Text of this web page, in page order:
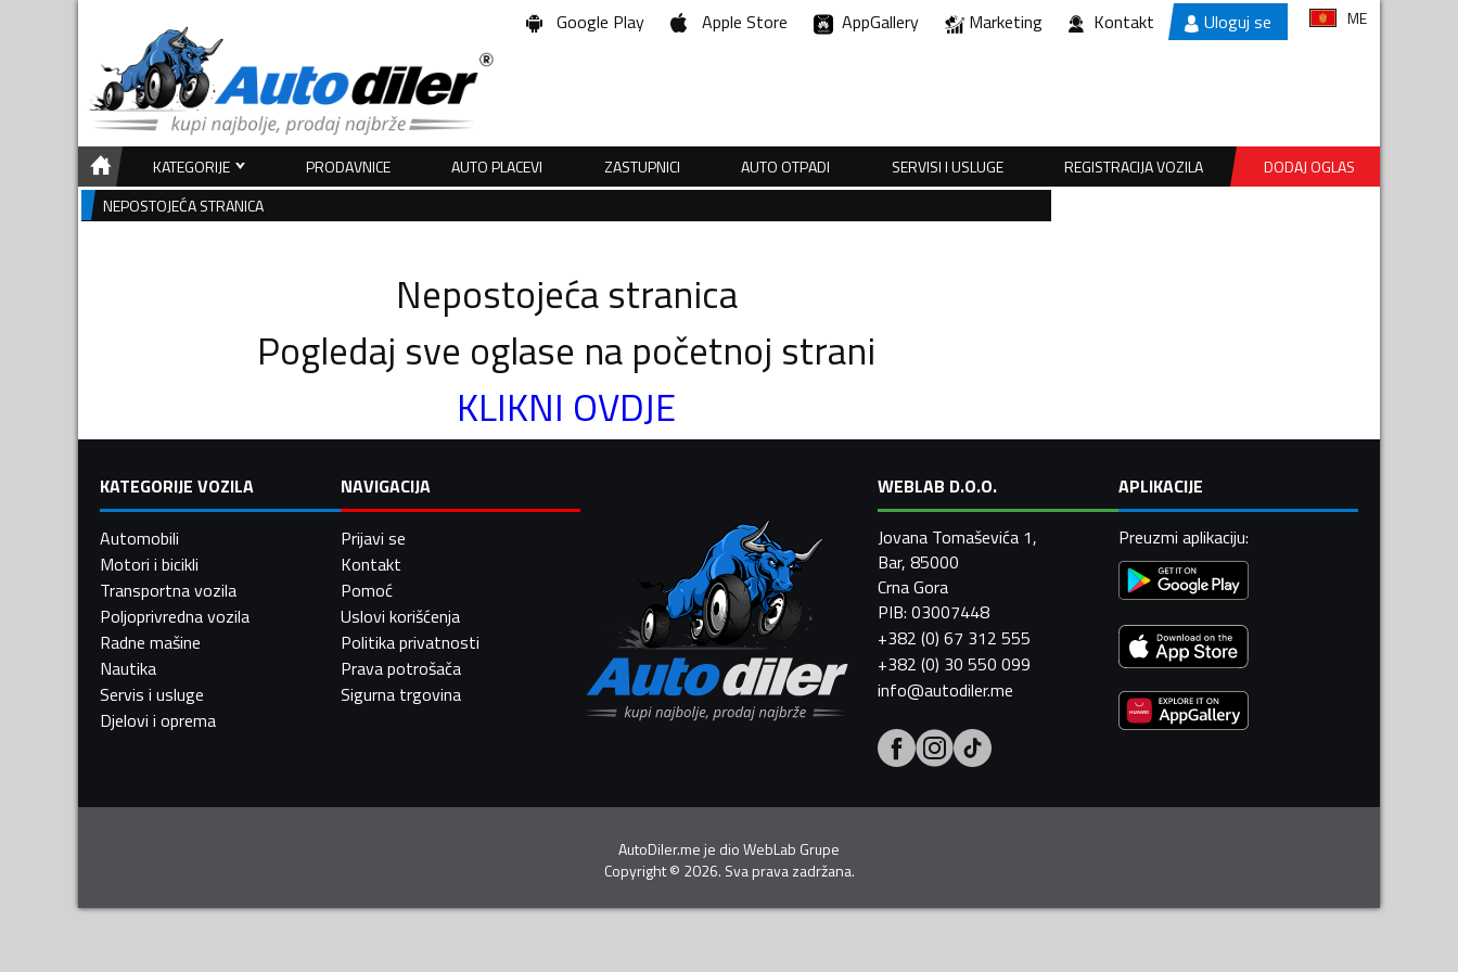
Google Play Apple Store AppGallery Marketing Kontakt Uloguj se ME
KATEGORIJE PRODAVNICE AUTO PLACEVI ZASTUPNICI AUTO OTPADI SERVISI I USLUGE REGISTRACIJA VOZILA
DODAJ OGLAS
NEPOSTOJEĆA STRANICA
Nepostojeća stranica
Pogledaj sve oglase na početnoj strani
KLIKNI OVDJE
KATEGORIJE VOZILA
Automobili
Motori i bicikli
Transportna vozila
Poljoprivredna vozila
Radne mašine
Nautika
Servis i usluge
Djelovi i oprema
NAVIGACIJA
Prijavi se
Kontakt
Pomoć
Uslovi korišćenja
Politika privatnosti
Prava potrošača
Sigurna trgovina
WEBLAB D.O.O.
Jovana Tomaševića 1,
Bar, 85000
Crna Gora
PIB: 03007448
+382 (0) 67 312 555
+382 (0) 30 550 099
info@autodiler.me
APLIKACIJE
Preuzmi aplikaciju:
AutoDiler.me je dioWebLab Grupe
Copyright© 2026. Sva prava zadržana.